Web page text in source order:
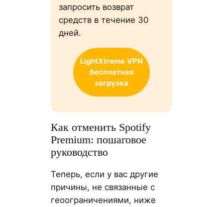
запросить возврат
средств в течение 30
дней.
LightXtreme VPN
бесплатная
загрузка
Как отменить Spotify
Premium: пошаговое
руководство
Теперь, если у вас другие
причины, не связанные с
геоограничениями, ниже